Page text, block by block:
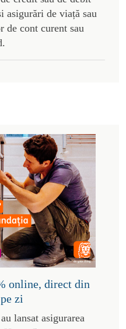
asigurări de viață sau
de cont curent sau
online, direct din
zi
lansat asigurarea